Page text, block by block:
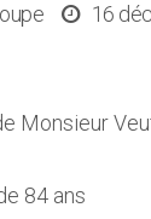
16
Monsieur
84 ans